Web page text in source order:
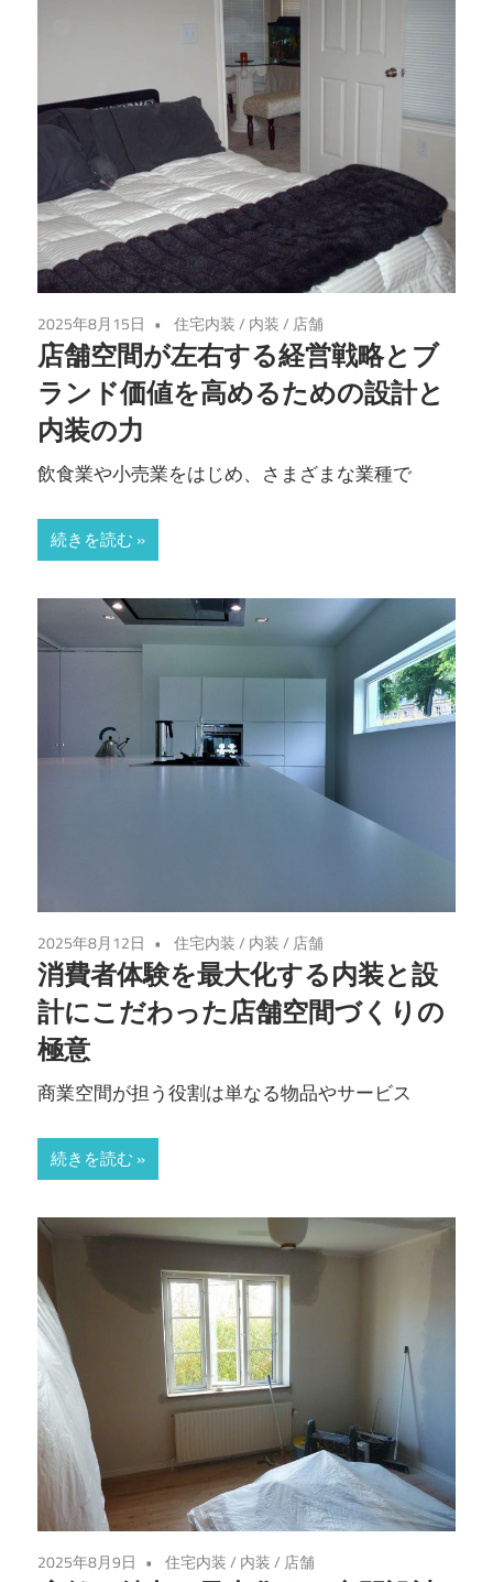
2025年8月15日 住宅内装/ 内装/ 店舗
店舗空間が左右する経営戦略とブ
ランド価値を高めるための設計と
内装の力
飲食業や小売業をはじめ、さまざまな業種で
続きを読む
2025年8月12日 住宅内装/ 内装/ 店舗
消費者体験を最大化する内装と設
計にこだわった店舗空間づくりの
極意
商業空間が担う役割は単なる物品やサービス
続きを読む
2025年8月9日 住宅内装/ 内装/ 店舗